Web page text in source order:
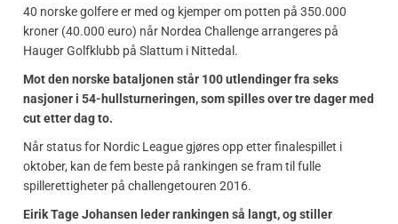
40 norske golfere er med og kjemper om potten på 350.000
kroner (40.000 euro) når Nordea Challenge arrangeres på
Hauger Golfklubb på Slattum i Nittedal.
Mot den norske bataljonen står 100 utlendinger fra seks
nasjoner i 54-hullsturneringen, som spilles over tre dager med
cut etter dag to.
Når status for Nordic League gjøres opp etter finalespillet i
oktober, kan de fem beste på rankingen se fram til fulle
spillerettigheter på challengetouren 2016.
Eirik Tage Johansen leder rankingen så langt, og stiller